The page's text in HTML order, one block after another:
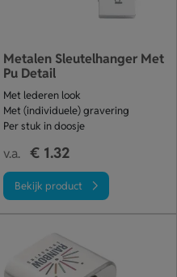
Metalen Sleutelhanger Met
Pu Detail
Met lederen look
Met (individuele) gravering
Per stuk in doosje
v.a. € 1.32
Bekijk product